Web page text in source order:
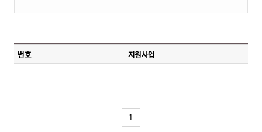
번호 지원사업
1